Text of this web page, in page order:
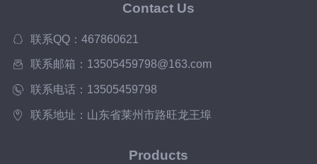
Contact Us
联系QQ：467860621
联系邮箱：13505459798@163.com
联系电话：13505459798
联系地址：山东省莱州市路旺龙王埠
Products